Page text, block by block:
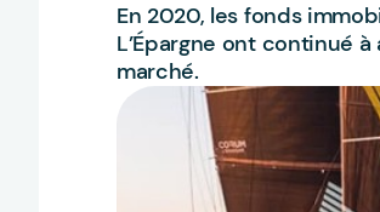
En 2020, les fonds
L’Épargne ont continué
marché.